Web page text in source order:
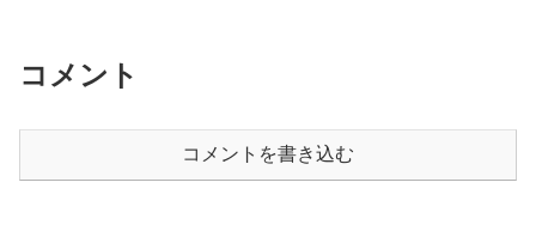
コメント
コメントを書き込む